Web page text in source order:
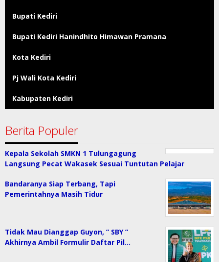
Bupati Kediri
Bupati Kediri Hanindhito Himawan Pramana
Kota Kediri
Pj Wali Kota Kediri
Kabupaten Kediri
Berita Populer
Kepala Sekolah SMKN 1 Tulungagung
Langsung Pecat Wakasek Sesuai Tuntutan Pelajar
Bandaranya Siap Terbang, Tapi
Pemerintahnya Masih Tidur
Tidak Mau Dianggap Guyon, ” SBY ”
Akhirnya Ambil Formulir Daftar Pil…